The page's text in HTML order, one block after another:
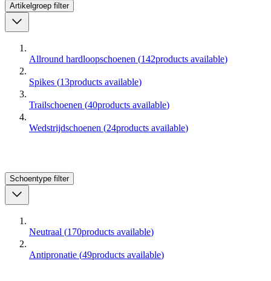
Artikelgroep filter
Allround hardloopschoenen (142products available)
Spikes (13products available)
Trailschoenen (40products available)
Wedstrijdschoenen (24products available)
Schoentype filter
Neutraal (170products available)
Antipronatie (49products available)